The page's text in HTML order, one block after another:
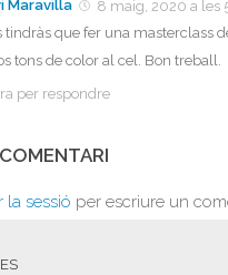
Maravilla
8 maig, 2020 a les
tindràs que fer una masterclass
tons de color al cel. Bon treball.
per respondre
la sessió per escriure un